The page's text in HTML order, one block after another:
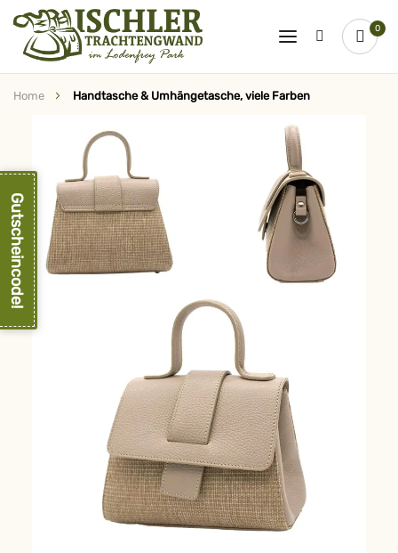
0
Home Handtasche & Umhängetasche, viele Farben
springen
Gutscheincode!